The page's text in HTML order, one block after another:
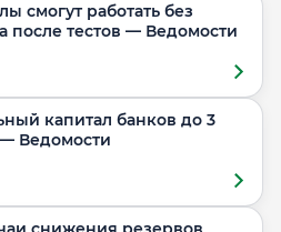
смогут работать без
мобильного интернета после тестов — Ведомости
капитал банков до 3
млрд руб. к 2030 году — Ведомости